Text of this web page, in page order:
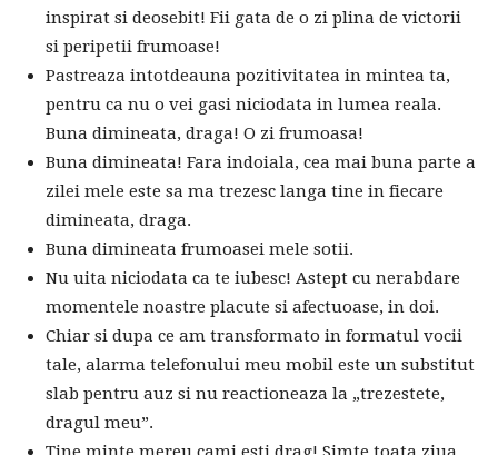
inspirat si deosebit! Fii gata de o zi plina de victorii
si peripetii frumoase!
Pastreaza intotdeauna pozitivitatea in mintea ta,
pentru ca nu o vei gasi niciodata in lumea reala.
Buna dimineata, draga! O zi frumoasa!
Buna dimineata! Fara indoiala, cea mai buna parte a
zilei mele este sa ma trezesc langa tine in fiecare
dimineata, draga.
Buna dimineata frumoasei mele sotii.
Nu uita niciodata ca te iubesc! Astept cu nerabdare
momentele noastre placute si afectuoase, in doi.
Chiar si dupa ce am transformato in formatul vocii
tale, alarma telefonului meu mobil este un substitut
slab pentru auz si nu reactioneaza la „trezestete,
dragul meu”.